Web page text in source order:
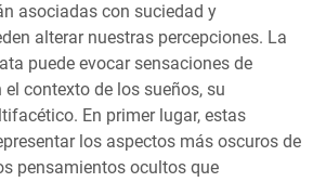
asociadas con suciedad y
alterar nuestras percepciones. La
puede evocar sensaciones de
el contexto de los sueños, su
En primer lugar, estas
los aspectos más oscuros de
pensamientos ocultos que